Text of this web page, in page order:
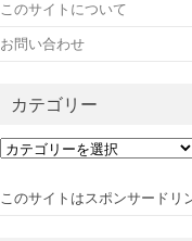
このサイトについて
お問い合わせ
カテゴリー
カ
リ
このサイトはスポンサードリ